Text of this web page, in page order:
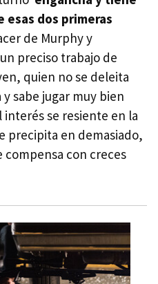
dos primeras
de Murphy y
preciso trabajo de
quien no se deleita
sabe jugar muy bien
interés se resiente en la
precipita en demasiado,
con creces